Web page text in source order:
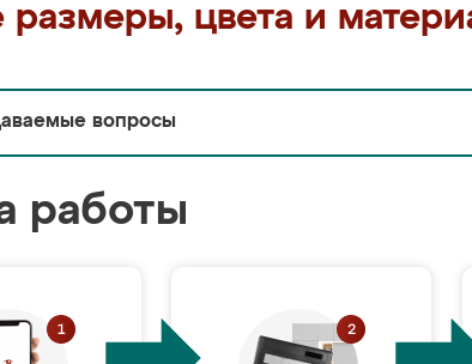
цвета и
вопросы
работы